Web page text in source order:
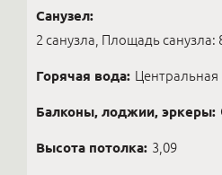
Санузел:
2 санузла, Площадь санузла:
Горячая вода: Центральная
Балконы, лоджии, эркеры:
Высота потолка: 3,09